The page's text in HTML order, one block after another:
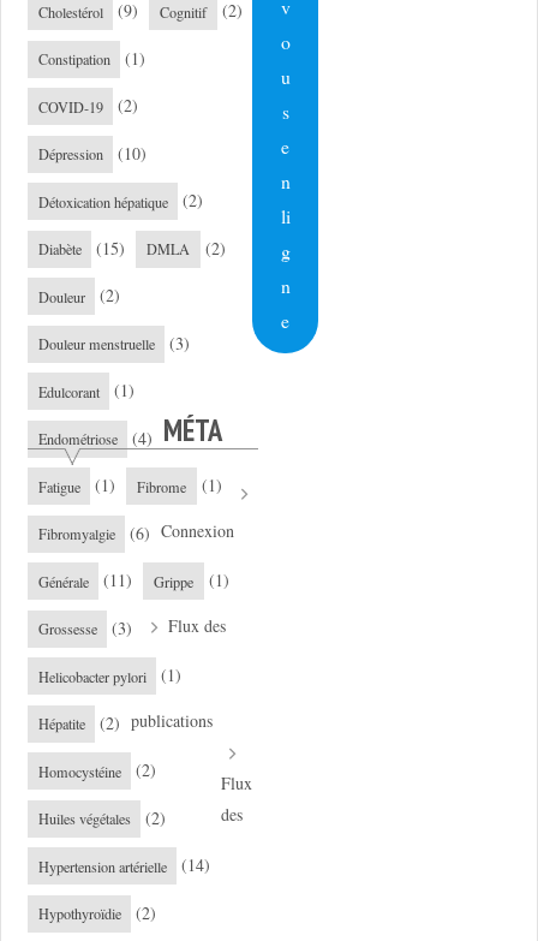
Cholestérol (9) Cognitif (2)
Constipation (1)
COVID-19 (2)
Dépression (10)
Détoxication hépatique (2)
Diabète (15) DMLA (2)
Douleur (2)
Douleur menstruelle (3)
Edulcorant (1)
Endométriose (4)
Fatigue (1) Fibrome (1)
Fibromyalgie (6)
Générale (11) Grippe (1)
Grossesse (3)
Helicobacter pylori (1)
Hépatite (2)
Homocystéine (2)
Huiles végétales (2)
Hypertension artérielle (14)
Hypothyroïdie (2)
v
o
u
s
e
n
li
g
n
e
MÉTA
Connexion
Flux des
publications
Flux
des